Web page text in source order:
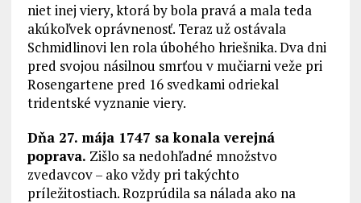
niet inej viery, ktorá by bola pravá a mala teda
akúkoľvek oprávnenosť. Teraz už ostávala
Schmidlinovi len rola úbohého hriešnika. Dva dni
pred svojou násilnou smrťou v mučiarni veže pri
Rosengartene pred 16 svedkami odriekal
tridentské vyznanie viery.
Dňa 27. mája 1747 sa konala verejná
poprava. Zišlo sa nedohľadné množstvo
zvedavcov – ako vždy pri takýchto
príležitostiach. Rozprúdila sa nálada ako na